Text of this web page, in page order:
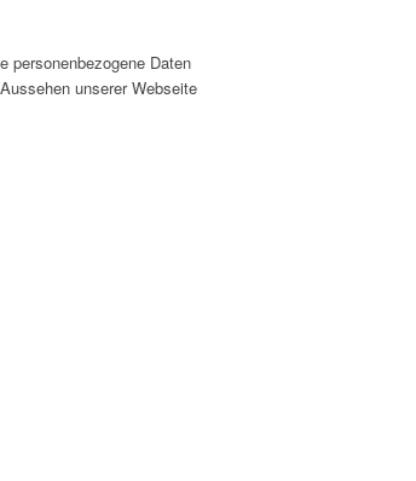
personenbezogene Daten
unserer Webseite